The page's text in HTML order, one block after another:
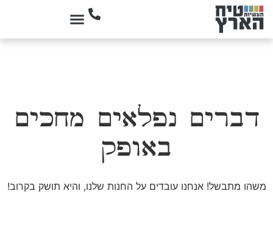
דברים נפלאים מחכים
באופק
משהו מתבשל! אנחנו עובדים על החנות שלנו, והיא תושק בקרוב!